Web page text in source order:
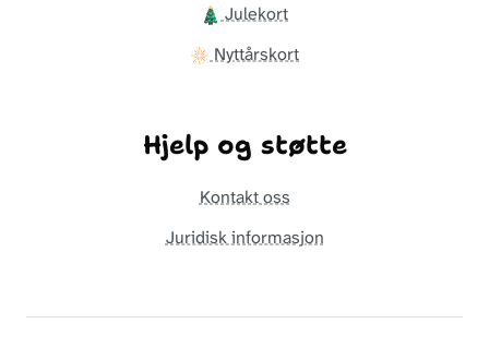
Julekort
Nyttårskort
Hjelp og støtte
Kontakt oss
Juridisk informasjon